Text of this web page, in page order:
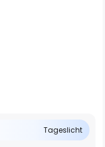
Tageslicht